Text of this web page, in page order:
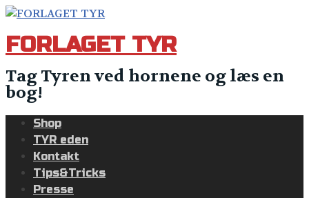
Skip
content
FORLAGET TYR
Tag Tyren ved hornene og læs en
bog!
Shop
TYR eden
Kontakt
Tips&Tricks
Presse